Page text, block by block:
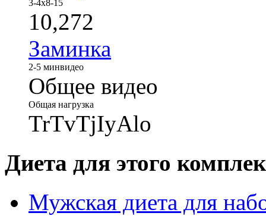
3-4х8-15
10,272
Заминка
2-5 минвидео
Общее видео
Общая нагрузка
TrTvTjIyAlo
Диета для этого
Мужская диета для